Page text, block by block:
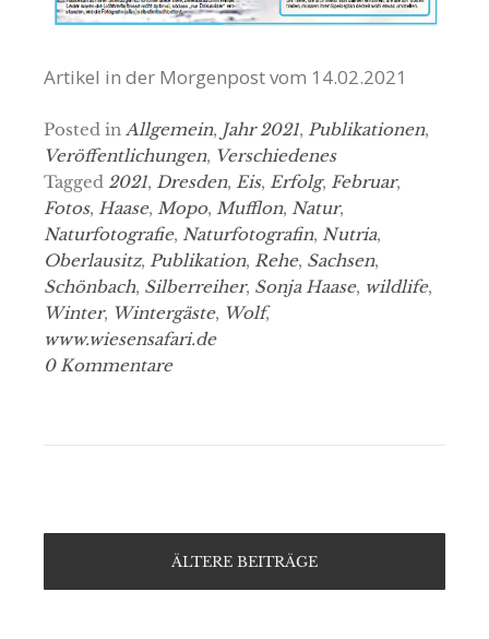
Artikel in der Morgenpost vom 14.02.2021
Posted in Allgemein, Jahr 2021, Publikationen,
Veröffentlichungen, Verschiedenes
Tagged 2021, Dresden, Eis, Erfolg, Februar,
Fotos, Haase, Mopo, Mufflon, Natur,
Naturfotografie, Naturfotografin, Nutria,
Oberlausitz, Publikation, Rehe, Sachsen,
Schönbach, Silberreiher, Sonja Haase, wildlife,
Winter, Wintergäste, Wolf,
www.wiesensafari.de
0 Kommentare
ÄLTERE BEITRÄGE